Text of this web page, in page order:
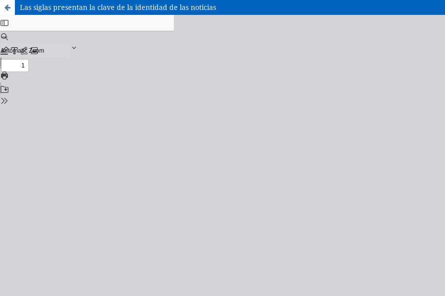
Las siglas presentan la clave de la identidad de las noticias